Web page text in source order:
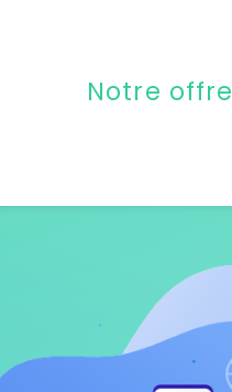
Notre offre